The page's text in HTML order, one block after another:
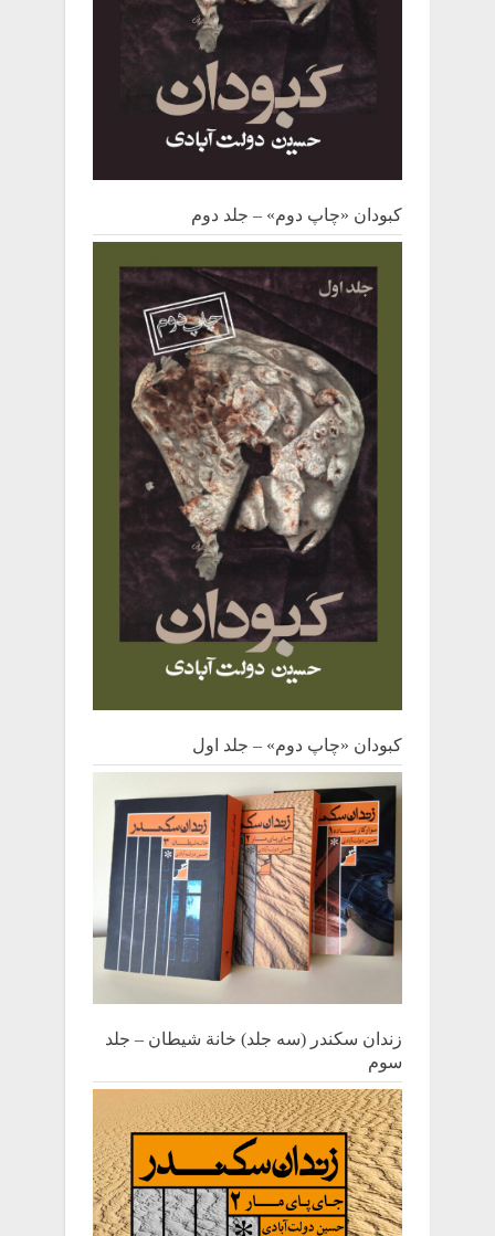
کبودان «چاپ دوم» – جلد دوم
کبودان «چاپ دوم» – جلد اول
زندان سکندر (سه جلد) خانة شیطان – جلد
سوم